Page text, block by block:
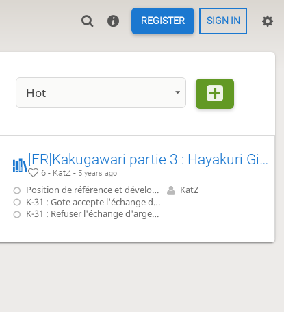
REGISTER SIGN IN
Hot
[FR]Kakugawari partie 3 : Hayakuri Gin (Rushing silver) vs Koshikake Gin (reclining silver)
6 - KatZ - 5 years ago
Position de référence et développement
K-31 : Gote accepte l'échange d'argent
K-31 : Refuser l'échange d'argent ?
KatZ